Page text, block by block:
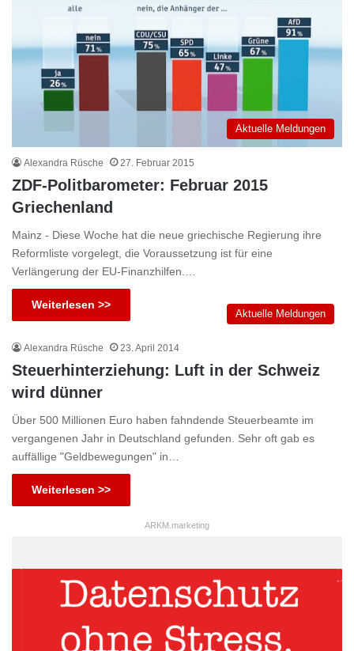
Aktuelle Meldungen
Alexandra Rüsche 27. Februar 2015
ZDF-Politbarometer: Februar 2015
Griechenland
Mainz - Diese Woche hat die neue griechische Regierung ihre
Reformliste vorgelegt, die Voraussetzung ist für eine
Verlängerung der EU-Finanzhilfen.…
Weiterlesen >>
Aktuelle Meldungen
Alexandra Rüsche 23. April 2014
Steuerhinterziehung: Luft in der Schweiz
wird dünner
Über 500 Millionen Euro haben fahndende Steuerbeamte im
vergangenen Jahr in Deutschland gefunden. Sehr oft gab es
auffällige "Geldbewegungen" in…
Weiterlesen >>
ARKM.marketing